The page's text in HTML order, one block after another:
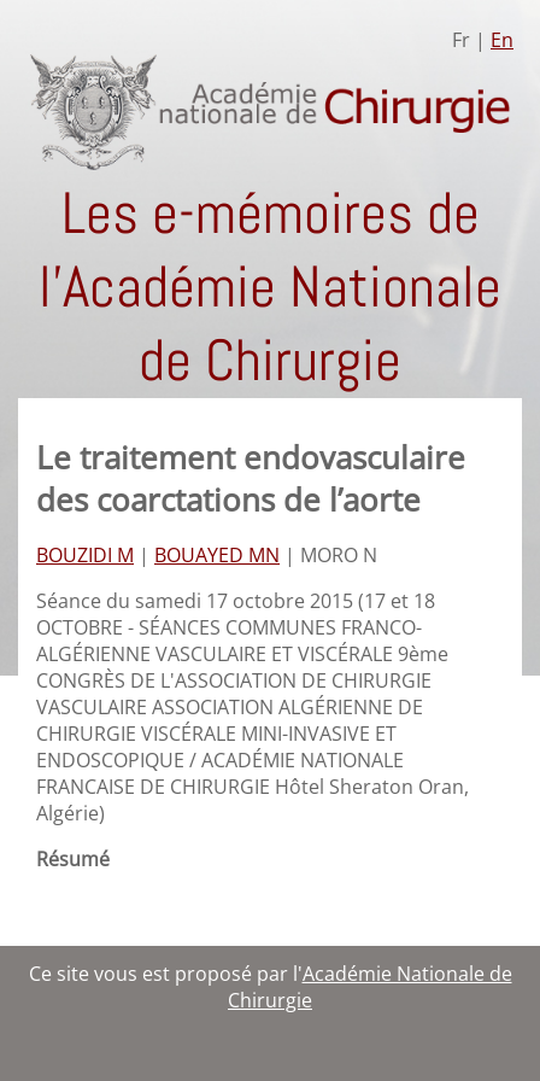
Fr | En
Les e-mémoires de
l'Académie Nationale
de Chirurgie
Le traitement endovasculaire
des coarctations de l’aorte
BOUZIDI M | BOUAYED MN | MORO N
Séance du samedi 17 octobre 2015 (17 et 18
OCTOBRE - SÉANCES COMMUNES FRANCO-
ALGÉRIENNE VASCULAIRE ET VISCÉRALE 9ème
CONGRÈS DE L'ASSOCIATION DE CHIRURGIE
VASCULAIRE ASSOCIATION ALGÉRIENNE DE
CHIRURGIE VISCÉRALE MINI-INVASIVE ET
ENDOSCOPIQUE / ACADÉMIE NATIONALE
FRANCAISE DE CHIRURGIE Hôtel Sheraton Oran,
Algérie)
Résumé
Ce site vous est proposé par l'Académie Nationale de
Chirurgie